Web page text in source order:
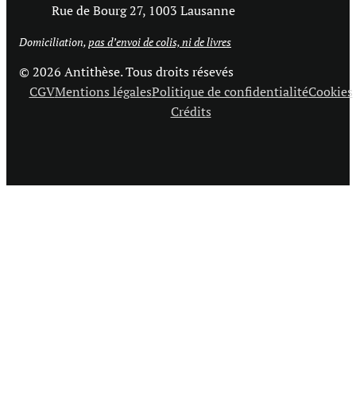
Rue de Bourg 27, 1003 Lausanne
Domiciliation, pas d’envoi de colis, ni de livres
© 2026 Antithèse. Tous droits résevés
CGVMentions légalesPolitique de confidentialitéCookies
Crédits